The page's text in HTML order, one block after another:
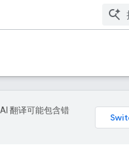
翻译可能包含错